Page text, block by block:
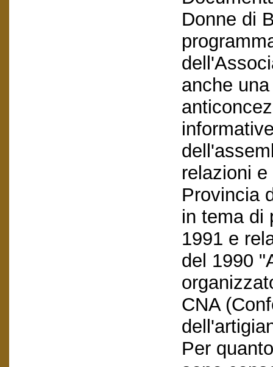
Donne di
anche
relazioni
Provincia
in tema di
1991 e
del 1990
CNA
Per